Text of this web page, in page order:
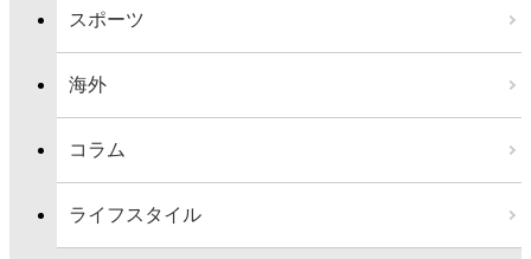
スポーツ
海外
コラム
ライフスタイル